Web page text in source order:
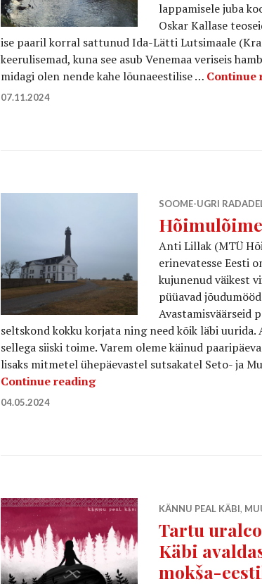
lappamisele juba
Oskar Kallase
ise paaril korral sattunud Ida-Lätti Lutsimaale
keerulisemad, kuna see asub Venemaa veriseis
midagi olen nende kahe lõunaeestilise … Continue
07.11.2024
SOOME-UGRI
Anti Lillak (MTÜ
erinevatesse Eesti
kujunenud väikest
püüavad
Avastamisväärseid
seltskond kokku korjata ning need kõik läbi uurida.
sellega siiski toime. Varem oleme käinud
lisaks mitmetel ühepäevastel sutsakatel Seto- ja
Continue readingHõimulõimed Sörvemaal
04.05.2024
KÄNNU PEAL KÄBI,
Tartu
Käbi
mokša-